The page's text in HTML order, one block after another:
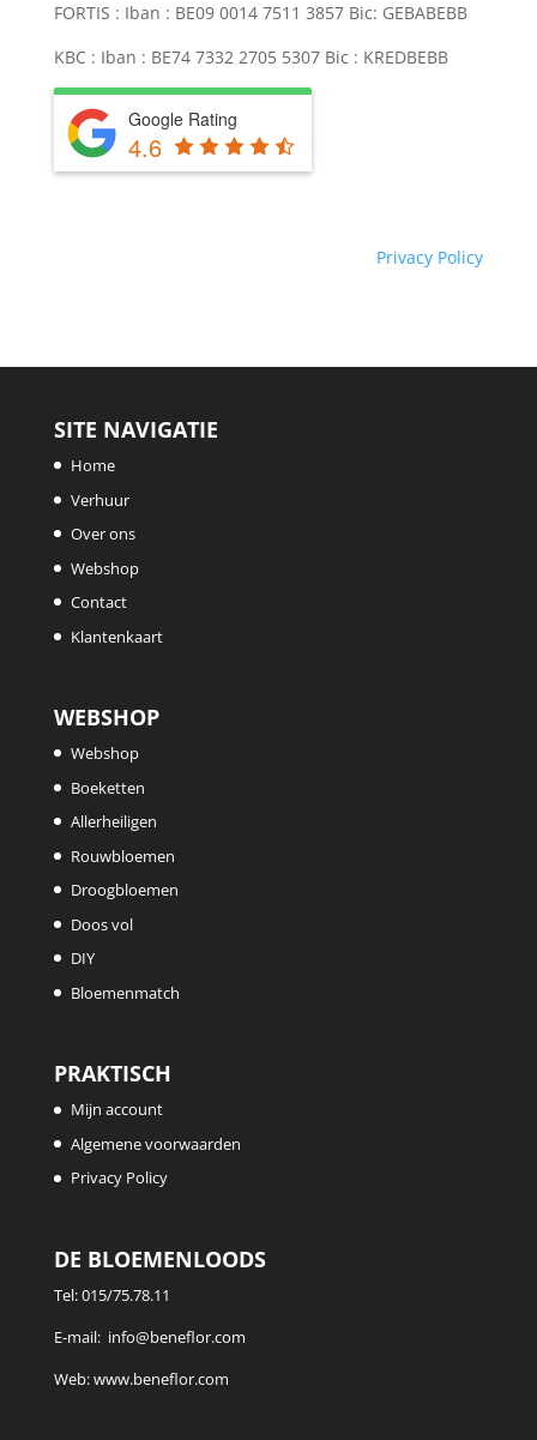
FORTIS : Iban : BE09 0014 7511 3857 Bic: GEBABEBB
KBC : Iban : BE74 7332 2705 5307 Bic : KREDBEBB
Google Rating
4.6
Privacy Policy
SITE NAVIGATIE
Home
Verhuur
Over ons
Webshop
Contact
Klantenkaart
WEBSHOP
Webshop
Boeketten
Allerheiligen
Rouwbloemen
Droogbloemen
Doos vol
DIY
Bloemenmatch
PRAKTISCH
Mijn account
Algemene voorwaarden
Privacy Policy
DE BLOEMENLOODS
Tel:015/75.78.11
E-mail: info@beneflor.com
Web:www.beneflor.com